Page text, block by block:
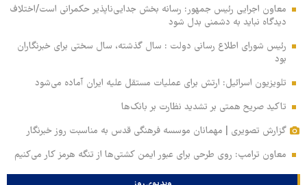
معاون اجرایی رئیس جمهور: رسانه بخش جدایی‌ناپذیر حکمرانی است/اختلاف
دیدگاه نباید به دشمنی بدل شود
رئیس شورای اطلاع رسانی دولت : سال گذشته، سال سختی برای خبرنگاران
بود
تلویزیون اسرائیل: ارتش برای عملیات مستقل علیه ایران آماده می‌شود
تاکید صریح همتی بر تشدید نظارت بر بانک‌ها
گزارش تصویری | مهمانان موسسه فرهنگی قدس به مناسبت روز خبرنگار
معاون ترامپ: روی طرحی برای عبور ایمن کشتی‌ها از تنگه هرمز کار می‌کنیم